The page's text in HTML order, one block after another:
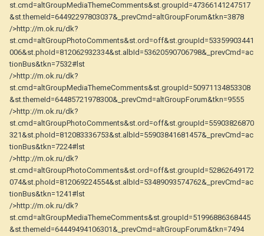
st.cmd=altGroupMediaThemeComments&st.groupId=47366141247517
&st.themeId=64492297803037&_prevCmd=altGroupForum&tkn=3878
/>http://m.ok.ru/dk?
st.cmd=altGroupPhotoComments&st.ord=off&st.groupId=53359903441
006&st.phoId=812062932334&st.albId=53620590706798&_prevCmd=ac
tionBus&tkn=7532#lst
/>http://m.ok.ru/dk?
st.cmd=altGroupMediaThemeComments&st.groupId=50971134853308
&st.themeId=64485721978300&_prevCmd=altGroupForum&tkn=9555
/>http://m.ok.ru/dk?
st.cmd=altGroupPhotoComments&st.ord=off&st.groupId=55903826870
321&st.phoId=812083336753&st.albId=55903841681457&_prevCmd=ac
tionBus&tkn=7224#lst
/>http://m.ok.ru/dk?
st.cmd=altGroupPhotoComments&st.ord=off&st.groupId=52862649172
074&st.phoId=812069224554&st.albId=53489093574762&_prevCmd=ac
tionBus&tkn=1241#lst
/>http://m.ok.ru/dk?
st.cmd=altGroupMediaThemeComments&st.groupId=51996886368445
&st.themeId=64449494106301&_prevCmd=altGroupForum&tkn=7494